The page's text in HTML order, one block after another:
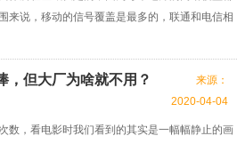
来说，移动的信号覆盖是最多的，联通和电信相
，但大厂为啥就不用？
来源：
2020-04-04
数，看电影时我们看到的其实是一幅幅静止的画